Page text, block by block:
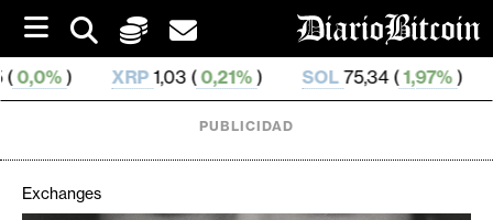
i
p
t
o
1,03 ( 0,21%) SOL75,34 ( 1,97%) TRX0,328
PUBLICIDAD
Exchanges